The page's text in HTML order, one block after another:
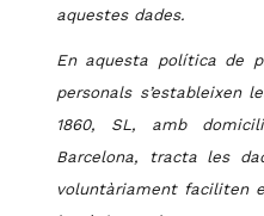
aquestes dades.
En aquesta política de
personals s’estableixen
1860, SL, amb
Barcelona, tracta les
voluntàriament faciliten